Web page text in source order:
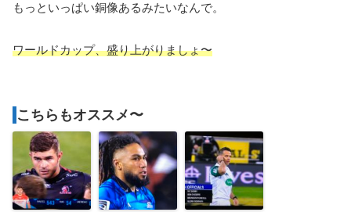
もっといっぱい銅像あるみたいなんで。
ワールドカップ、盛り上がりましょ〜
こちらもオススメ〜